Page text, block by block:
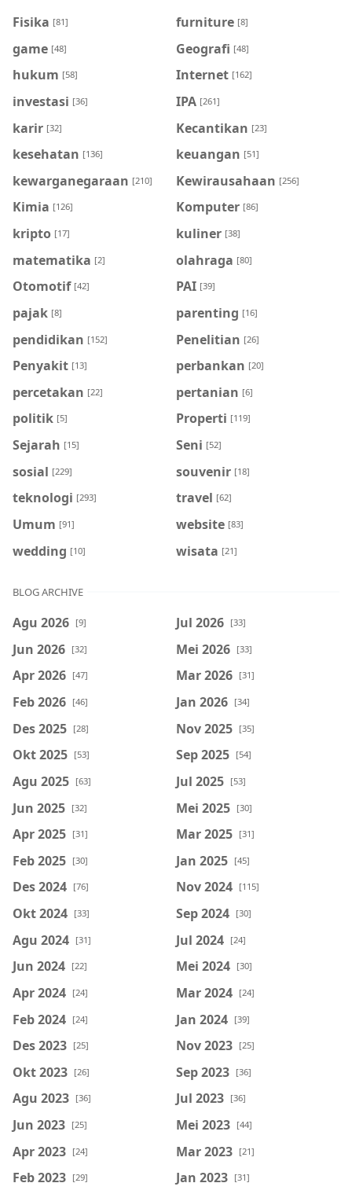
Fisika [81] furniture [8]
game [48] Geografi [48]
hukum [58] Internet [162]
investasi [36] IPA [261]
karir [32] Kecantikan [23]
kesehatan [136] keuangan [51]
kewarganegaraan [210] Kewirausahaan [256]
Kimia [126] Komputer [86]
kripto [17] kuliner [38]
matematika [2] olahraga [80]
Otomotif [42] PAI [39]
pajak [8] parenting [16]
pendidikan [152] Penelitian [26]
Penyakit [13] perbankan [20]
percetakan [22] pertanian [6]
politik [5] Properti [119]
Sejarah [15] Seni [52]
sosial [229] souvenir [18]
teknologi [293] travel [62]
Umum [91] website [83]
wedding [10] wisata [21]
BLOG ARCHIVE
Agu 2026 [9] Jul 2026 [33]
Jun 2026 [32] Mei 2026 [33]
Apr 2026 [47] Mar 2026 [31]
Feb 2026 [46] Jan 2026 [34]
Des 2025 [28] Nov 2025 [35]
Okt 2025 [53] Sep 2025 [54]
Agu 2025 [63] Jul 2025 [53]
Jun 2025 [32] Mei 2025 [30]
Apr 2025 [31] Mar 2025 [31]
Feb 2025 [30] Jan 2025 [45]
Des 2024 [76] Nov 2024 [115]
Okt 2024 [33] Sep 2024 [30]
Agu 2024 [31] Jul 2024 [24]
Jun 2024 [22] Mei 2024 [30]
Apr 2024 [24] Mar 2024 [24]
Feb 2024 [24] Jan 2024 [39]
Des 2023 [25] Nov 2023 [25]
Okt 2023 [26] Sep 2023 [36]
Agu 2023 [36] Jul 2023 [36]
Jun 2023 [25] Mei 2023 [44]
Apr 2023 [24] Mar 2023 [21]
Feb 2023 [29] Jan 2023 [31]